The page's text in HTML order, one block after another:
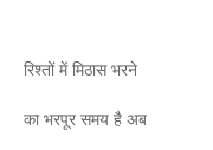
रिश्तों में मिठास भरने
का भरपूर समय है अब